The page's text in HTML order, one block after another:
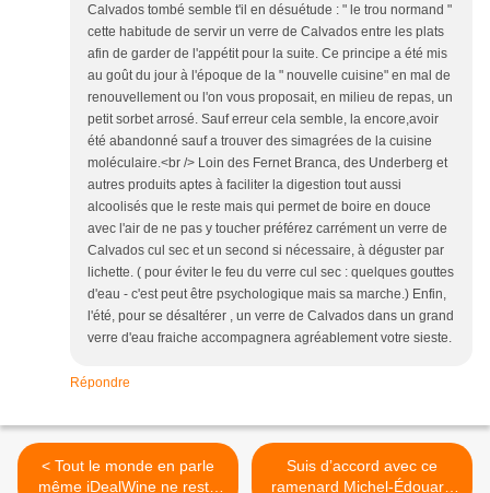
Calvados tombé semble t'il en désuétude : " le trou normand "
cette habitude de servir un verre de Calvados entre les plats
afin de garder de l'appétit pour la suite. Ce principe a été mis
au goût du jour à l'époque de la " nouvelle cuisine" en mal de
renouvellement ou l'on vous proposait, en milieu de repas, un
petit sorbet arrosé. Sauf erreur cela semble, la encore,avoir
été abandonné sauf a trouver des simagrées de la cuisine
moléculaire.<br /> Loin des Fernet Branca, des Underberg et
autres produits aptes à faciliter la digestion tout aussi
alcoolisés que le reste mais qui permet de boire en douce
avec l'air de ne pas y toucher préférez carrément un verre de
Calvados cul sec et un second si nécessaire, à déguster par
lichette. ( pour éviter le feu du verre cul sec : quelques gouttes
d'eau - c'est peut être psychologique mais sa marche.) Enfin,
l'été, pour se désaltérer , un verre de Calvados dans un grand
verre d'eau fraiche accompagnera agréablement votre sieste.
Répondre
< Tout le monde en parle
même iDealWine ne reste
Suis d’accord avec ce
ramenard Michel-Édouard